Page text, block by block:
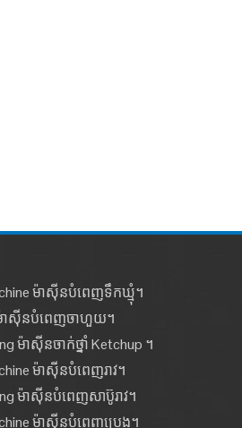
ម៉ាស៊ីនបំពេញទឹកឃ្មុំ។
ស៊ីនបំពេញចាហួយ។
ម៉ាស៊ីនចាក់ថ្នាំ Ketchup ។
ម៉ាស៊ីនបំពេញរាវ។
ម៉ាស៊ីនបំពេញសាប៊ូរាវ។
ម៉ាស៊ីនបំពេញប្រេង។